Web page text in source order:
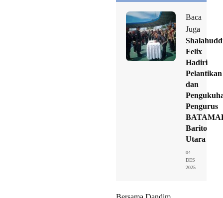
Baca
Juga
Felix
Hadiri
Pelantikan
dan
Pengurus
Barito
Utara
04
DES
2025